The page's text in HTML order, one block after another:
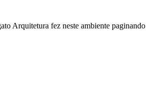
Arquitetura fez neste ambiente paginando